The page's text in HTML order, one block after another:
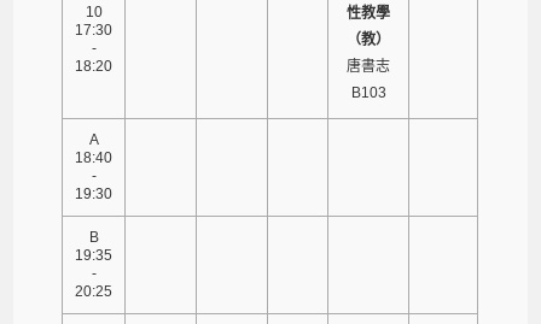
10
17:30
-
18:20
性教學
（教）
唐書志
B103
A
18:40
-
19:30
B
19:35
-
20:25